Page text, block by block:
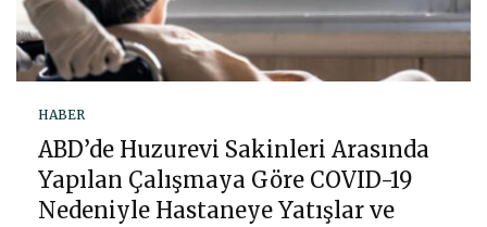
HABER
ABD’de Huzurevi Sakinleri Arasında
Yapılan Çalışmaya Göre COVID-19
Nedeniyle Hastaneye Yatışlar ve